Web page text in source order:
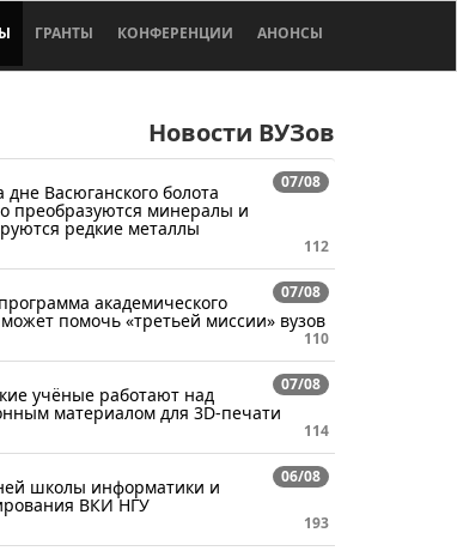
ГРАНТЫ КОНФЕРЕНЦИИ АНОНСЫ
Новости ВУЗов
07/08
Васюганского болота
преобразуются минералы и
редкие металлы
112
07/08
академического
помочь «третьей миссии» вузов
110
07/08
учёные работают над
материалом для 3D-печати
114
06/08
школы информатики и
ВКИ НГУ
193